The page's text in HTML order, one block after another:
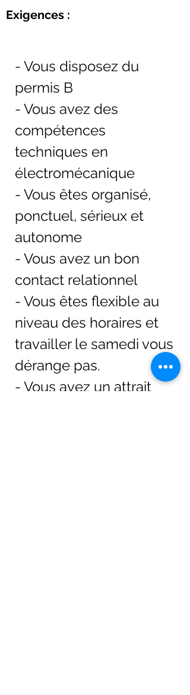
Exigences :
- Vous disposez du
permis B
- Vous avez des
compétences
techniques en
électromécanique
- Vous êtes organisé,
ponctuel, sérieux et
autonome
- Vous avez un bon
contact relationnel
- Vous êtes flexible au
niveau des horaires et
travailler le samedi vous
dérange pas.
- Vous avez un attrait